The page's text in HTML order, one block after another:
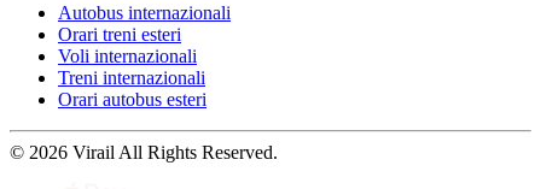
Autobus internazionali
Orari treni esteri
Voli internazionali
Treni internazionali
Orari autobus esteri
© 2026 Virail All Rights Reserved.